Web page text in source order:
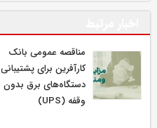
مناقصه عمومی بانک
کارآفرین برای پشتیبانی
دستگاه‌های برق بدون
وقفه (UPS)